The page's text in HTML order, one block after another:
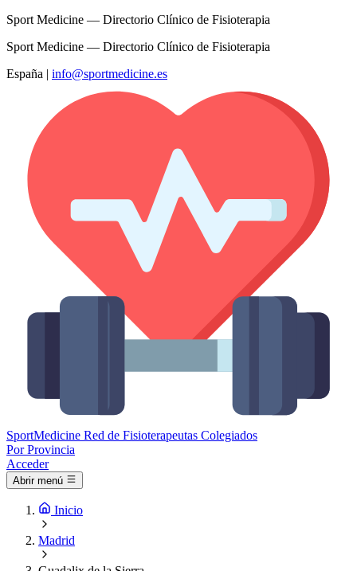
Sport Medicine — Directorio Clínico de Fisioterapia
Sport Medicine — Directorio Clínico de Fisioterapia
España | info@sportmedicine.es
SportMedicine Red de Fisioterapeutas Colegiados
Por Provincia
Acceder
Abrir menú
Inicio
Madrid